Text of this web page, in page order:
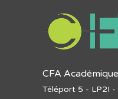
CFA Académique
Téléport 5 - LP2I -